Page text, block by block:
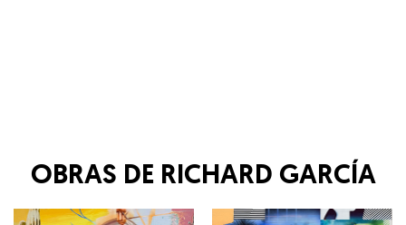
OBRAS DE RICHARD GARCÍA